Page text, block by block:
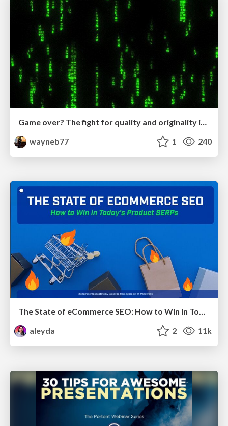
Game over? The fight for quality and originality in the time of robots
wayneb77
1 240
The State of eCommerce SEO: How to Win in Today's Products SERPs - #SEOweek
aleyda
2 11k